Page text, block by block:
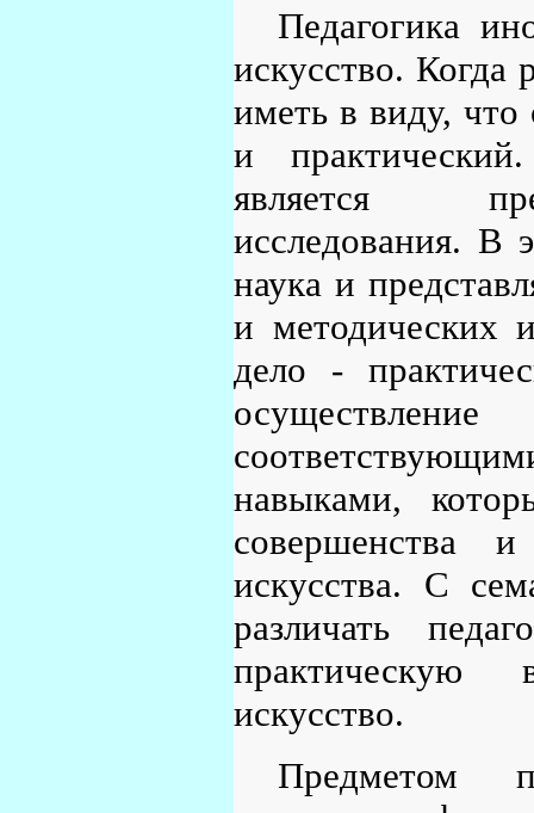
Педагогика
искусство. Когда
иметь в виду, что
и
является
исследования. В
наука и
и методических
дело -
навыками,
совершенства и
искусства. С
различать
практическую
искусство.
Предметом